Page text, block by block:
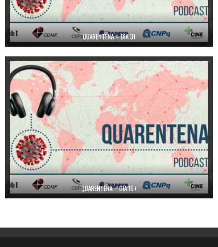
QUARENTENA – DIA 31
QUARENTENA – DIA 167